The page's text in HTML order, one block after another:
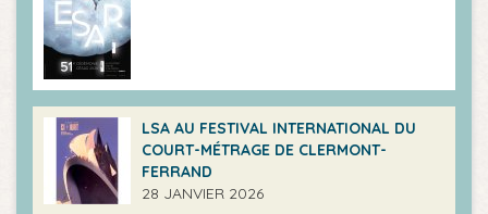
LSA AU FESTIVAL INTERNATIONAL DU
COURT-MÉTRAGE DE CLERMONT-
FERRAND
28 JANVIER 2026